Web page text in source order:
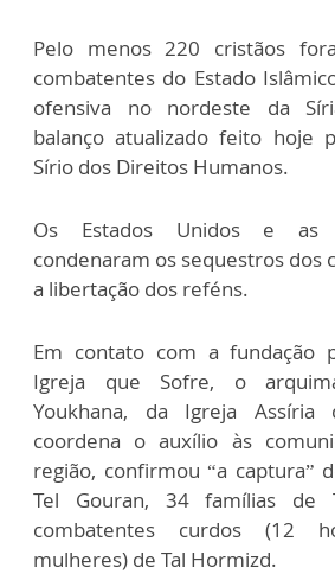
Pelo menos 220 cristãos
combatentes do Estado
ofensiva no nordeste da
balanço atualizado feito hoje
Sírio dos Direitos Humanos.
Os Estados Unidos e as
condenaram os sequestros dos
a libertação dos reféns.
Em contato com a fundação
Igreja que Sofre, o
Youkhana, da Igreja
coordena o auxílio às
região, confirmou “a captura”
Tel Gouran, 34 famílias de
combatentes curdos (12
mulheres) de Tal Hormizd.